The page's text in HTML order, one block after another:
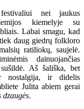
nei jaukus
kiemelyje su
Labai smagu, kad
daug giedrų folkloro
ratiliokų, saujelė.
dainuojančias
Aš šališka, bet
nostalgija, ir didelis
Julita abiem gerai
dzaugės.